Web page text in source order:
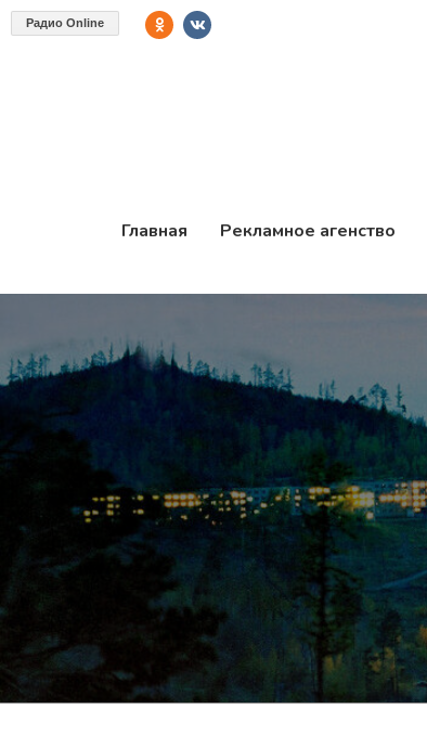
Радио Online
Главная Рекламное агенство